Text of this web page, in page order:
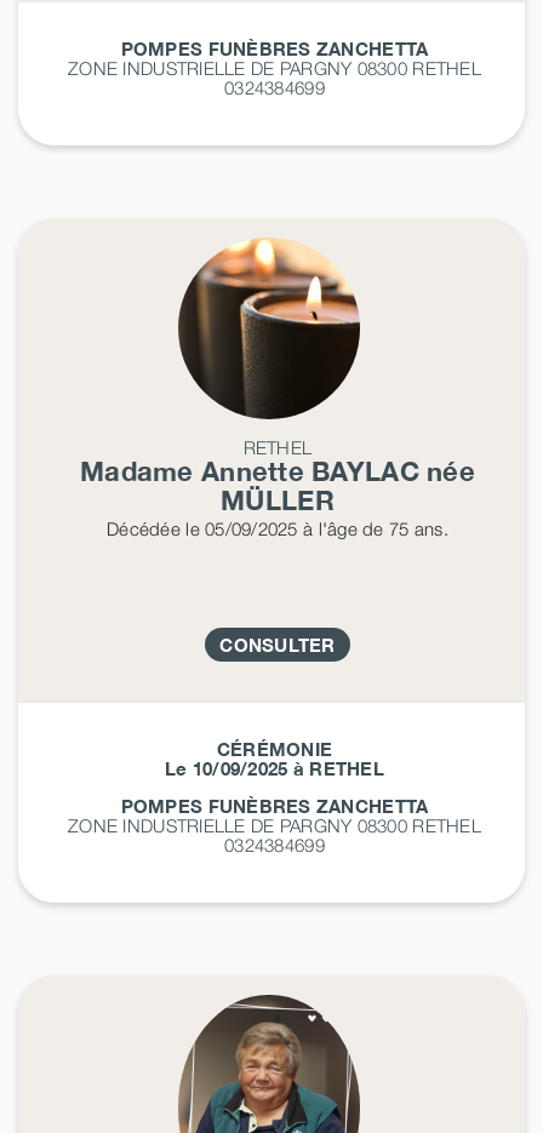
POMPES FUNÈBRES ZANCHETTA
ZONE INDUSTRIELLE DE PARGNY 08300 RETHEL
0324384699
RETHEL
Madame Annette BAYLACnée
MÜLLER
Décédéele 05/09/2025 à l'âge de 75 ans.
CONSULTER
CÉRÉMONIE
Le 10/09/2025 à RETHEL
POMPES FUNÈBRES ZANCHETTA
ZONE INDUSTRIELLE DE PARGNY 08300 RETHEL
0324384699